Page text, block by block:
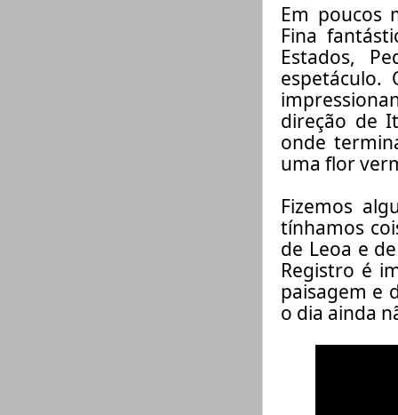
Em poucos
Fina
Estados,
direção de
onde
uma flor
Fizemos
tínhamos
de Leoa e
Registro é
paisagem e
o dia ainda